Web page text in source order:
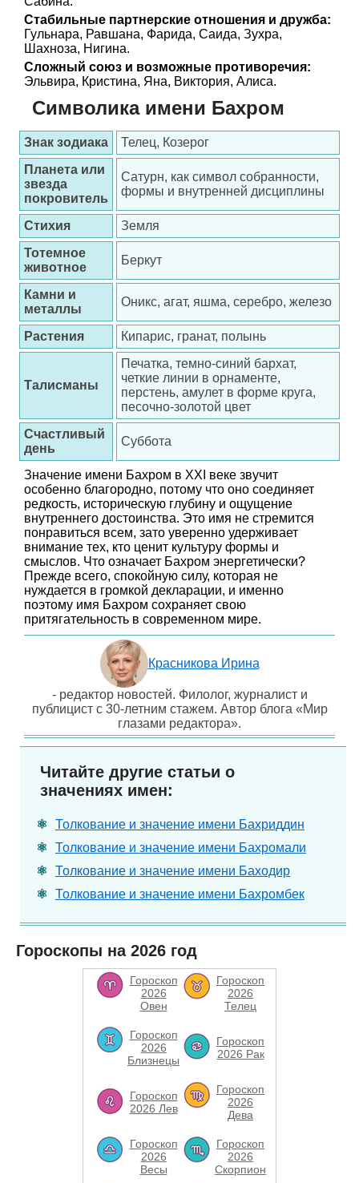
Стабильные партнерские отношения и дружба:
Гульнара, Равшана, Фарида, Саида, Зухра,
Шахноза, Нигина.
Сложный союз и возможные противоречия:
Эльвира, Кристина, Яна, Виктория, Алиса.
Символика имени Бахром
Знак зодиака
Телец, Козерог
Планета или
звезда
покровитель
Сатурн, как символ собранности,
формы и внутренней дисциплины
Стихия
Земля
Тотемное
животное
Беркут
Камни и
металлы
Оникс, агат, яшма, серебро, железо
Растения Кипарис, гранат, полынь
Талисманы
Печатка, темно-синий бархат,
четкие линии в орнаменте,
перстень, амулет в форме круга,
песочно-золотой цвет
Счастливый
день
Суббота
Значение имени Бахром в XXI веке звучит
особенно благородно, потому что оно соединяет
редкость, историческую глубину и ощущение
внутреннего достоинства. Это имя не стремится
понравиться всем, зато уверенно удерживает
внимание тех, кто ценит культуру формы и
смыслов. Что означает Бахром энергетически?
Прежде всего, спокойную силу, которая не
нуждается в громкой декларации, и именно
поэтому имя Бахром сохраняет свою
притягательность в современном мире.
Красникова Ирина
- редактор новостей. Филолог, журналист и
публицист с 30-летним стажем. Автор блога «Мир
глазами редактора».
Читайте другие статьи о
значениях имен:
Толкование и значение имени Бахриддин
Толкование и значение имени Бахромали
Толкование и значение имени Баходир
Толкование и значение имени Бахромбек
Гороскопы на 2026 год
Гороскоп
2026
Овен
Гороскоп
2026
Телец
Гороскоп
2026
Близнецы
Гороскоп
2026 Рак
Гороскоп
2026 Лев
Гороскоп
2026
Дева
Гороскоп
2026
Весы
Гороскоп
2026
Скорпион